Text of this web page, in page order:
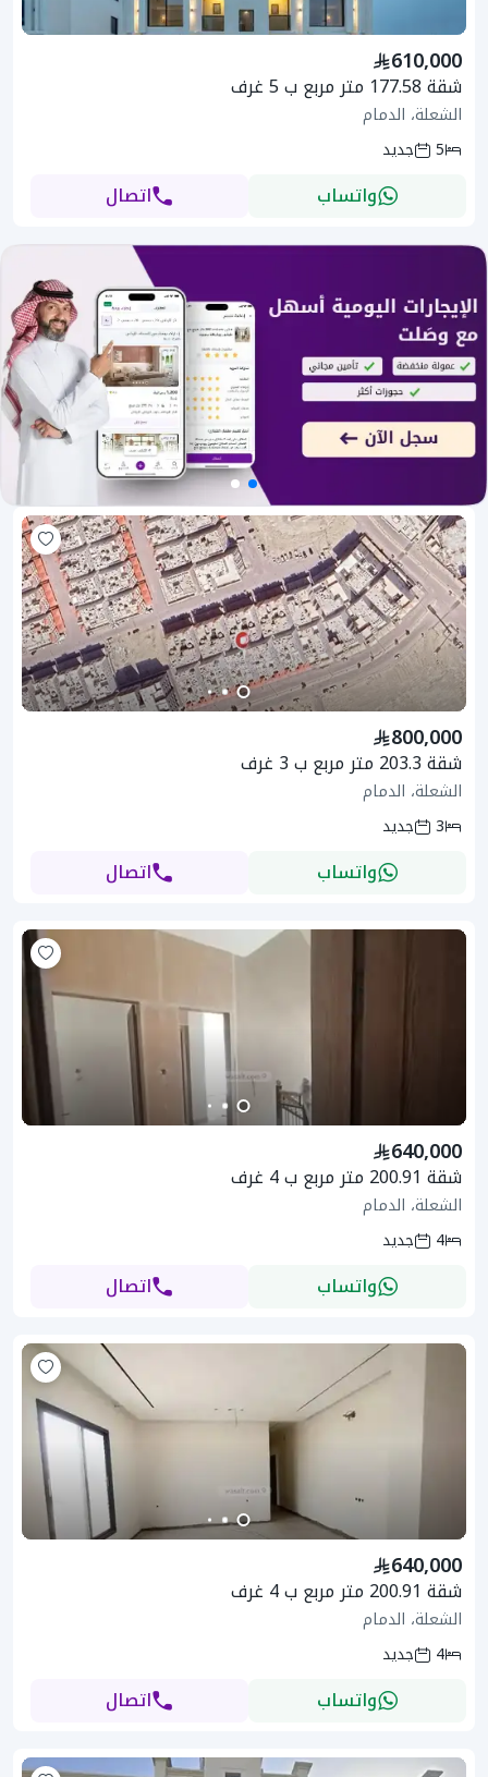
610,000
شقة 177.58 متر مربع ب 5 غرف
الشعلة، الدمام
5
جديد
واتساب اتصال
800,000
شقة 203.3 متر مربع ب 3 غرف
الشعلة، الدمام
3
جديد
واتساب اتصال
640,000
شقة 200.91 متر مربع ب 4 غرف
الشعلة، الدمام
4
جديد
واتساب اتصال
640,000
شقة 200.91 متر مربع ب 4 غرف
الشعلة، الدمام
4
جديد
واتساب اتصال